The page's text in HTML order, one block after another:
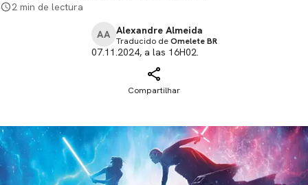
2 min de lectura
AA Alexandre Almeida
Traducido deOmelete BR
07.11.2024, a las 16H02.
Compartilhar